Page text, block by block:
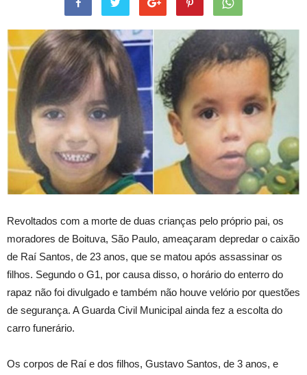
Revoltados com a morte de duas crianças pelo próprio pai, os
moradores de Boituva, São Paulo, ameaçaram depredar o caixão
de Raí Santos, de 23 anos, que se matou após assassinar os
filhos. Segundo o G1, por causa disso, o horário do enterro do
rapaz não foi divulgado e também não houve velório por questões
de segurança. A Guarda Civil Municipal ainda fez a escolta do
carro funerário.
Os corpos de Raí e dos filhos, Gustavo Santos, de 3 anos, e